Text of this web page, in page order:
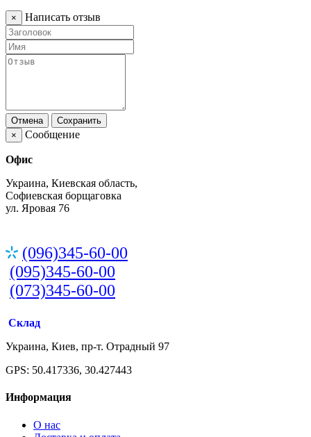
× Написать отзыв
Отмена
Сохранить
×
Сообщение
Офис
Украина, Киевская область,
Софиевская борщаговка
ул. Яровая 76
(096)345-60-00
(095)345-60-00
(073)345-60-00
Склад
Украина, Киев, пр-т. Отрадный 97
GPS: 50.417336, 30.427443
Информация
О нас